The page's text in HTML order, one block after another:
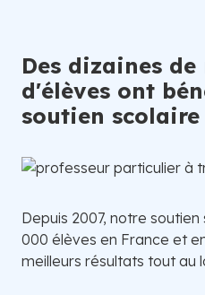
Des dizaines
d'élèves ont
soutien scolaire
Depuis 2007, notre
000 élèves en France et
meilleurs résultats tout au